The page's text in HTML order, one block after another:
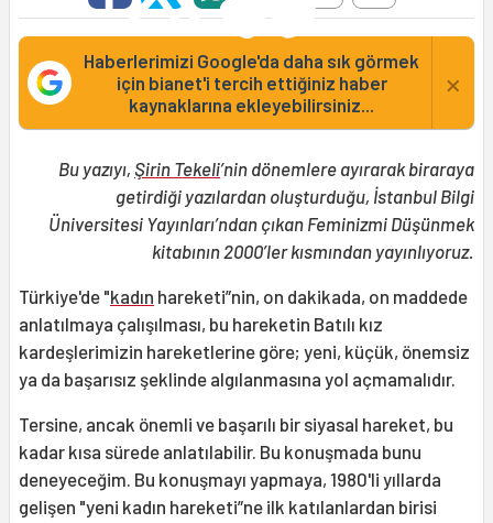
Haberlerimizi Google'da daha sık görmek
için bianet'i tercih ettiğiniz haber
kaynaklarına ekleyebilirsiniz...
×
Bu yazıyı, Şirin Tekeli’nin dönemlere ayırarak biraraya
getirdiği yazılardan oluşturduğu, İstanbul Bilgi
Üniversitesi Yayınları’ndan çıkan Feminizmi Düşünmek
kitabının 2000’ler kısmından yayınlıyoruz.
Türkiye'de "kadın hareketi”nin, on dakikada, on maddede
anlatılmaya çalışılması, bu hareketin Batılı kız
kardeşlerimizin hareketlerine göre; yeni, küçük, önemsiz
ya da başarısız şeklinde algılanmasına yol açmamalıdır.
Tersine, ancak önemli ve başarılı bir siyasal hareket, bu
kadar kısa sürede anlatılabilir. Bu konuşmada bunu
deneyeceğim. Bu konuşmayı yapmaya, 1980'li yıllarda
gelişen "yeni kadın hareketi”ne ilk katılanlardan birisi